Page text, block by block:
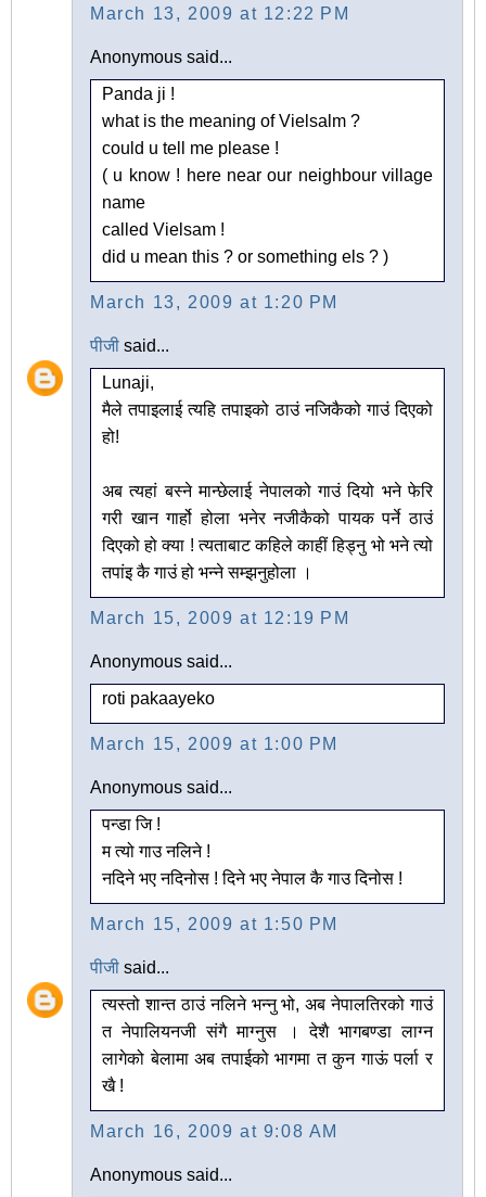
March 13, 2009 at 12:22 PM
Anonymous said...
Panda ji !
what is the meaning of Vielsalm ?
could u tell me please !
( u know ! here near our neighbour village
name
called Vielsam !
did u mean this ? or something els ? )
March 13, 2009 at 1:20 PM
पीजी said...
Lunaji,
मैले तपाइलाई त्यहि तपाइको ठाउं नजिकैको गाउं दिएको
हो!
अब त्यहां बस्ने मान्छेलाई नेपालको गाउं दियो भने फेरि
गरी खान गार्हो होला भनेर नजीकैको पायक पर्ने ठाउं
दिएको हो क्या ! त्यताबाट कहिले काहीं हिड्नु भो भने त्यो
तपांइ कै गाउं हो भन्ने सम्झनुहोला ।
March 15, 2009 at 12:19 PM
Anonymous said...
roti pakaayeko
March 15, 2009 at 1:00 PM
Anonymous said...
पन्डा जि !
म त्यो गाउ नलिने !
नदिने भए नदिनोस ! दिने भए नेपाल कै गाउ दिनोस !
March 15, 2009 at 1:50 PM
पीजी said...
त्यस्तो शान्त ठाउं नलिने भन्नु भो, अब नेपालतिरको गाउं
त नेपालियनजी संगै माग्नुस । देशै भागबण्डा लाग्न
लागेको बेलामा अब तपाईको भागमा त कुन गाऊं पर्ला र
खै !
March 16, 2009 at 9:08 AM
Anonymous said...